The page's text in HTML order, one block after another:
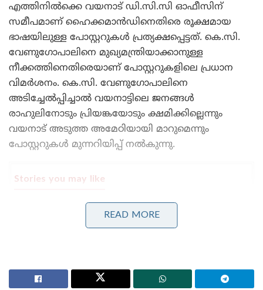
എത്തിനിൽക്കെ വയനാട് ഡി.സി.സി ഓഫീസിന്
സമീപമാണ് ഹൈക്കമാൻഡിനെതിരെ രൂക്ഷമായ
ഭാഷയിലുള്ള പോസ്റ്ററുകൾ പ്രത്യക്ഷപ്പെട്ടത്. കെ.സി.
വേണുഗോപാലിനെ മുഖ്യമന്ത്രിയാക്കാനുള്ള
നീക്കത്തിനെതിരെയാണ് പോസ്റ്ററുകളിലെ പ്രധാന
വിമർശനം. കെ.സി. വേണുഗോപാലിനെ
അടിച്ചേൽപ്പിച്ചാൽ വയനാട്ടിലെ ജനങ്ങൾ
രാഹുലിനോടും പ്രിയങ്കയോടും ക്ഷമിക്കില്ലെന്നും
വയനാട് അടുത്ത അമേഠിയായി മാറുമെന്നും
പോസ്റ്ററുകൾ മുന്നറിയിപ്പ് നൽകുന്നു.
Stories you may like
ടി. ജി. മോഹൻദാസിന് ജാമ്യം
കെ.സി. വേണുഗോപാൽ രാഹുൽ ഗാന്ധിയുടെ
READ MORE